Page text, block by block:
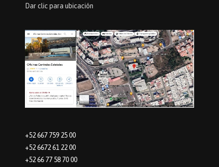
Dar clic para ubicación
+52 667 759 25 00
+52 6672 61 22 00
+52 66 77 58 70 00